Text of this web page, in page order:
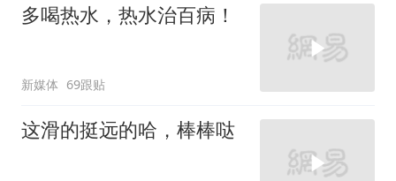
多喝热水，热水治百病！
新媒体 69跟贴
这滑的挺远的哈，棒棒哒